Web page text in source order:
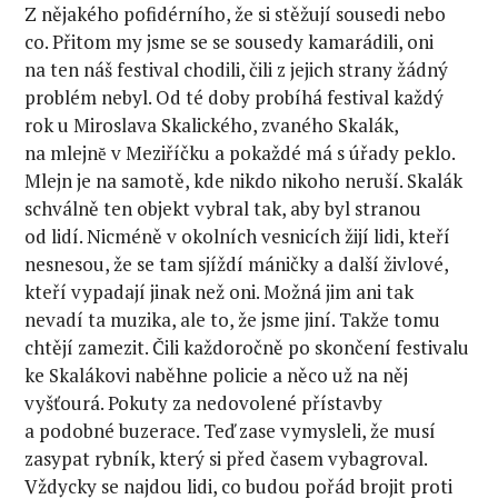
Z nějakého pofidérního, že si stěžují sousedi nebo
co. Přitom my jsme se se sousedy kamarádili, oni
na ten náš festival chodili, čili z jejich strany žádný
problém nebyl. Od té doby probíhá festival každý
rok u Miroslava Skalického, zvaného Skalák,
na mlejnĕ v Meziříčku a pokaždé má s úřady peklo.
Mlejn je na samotě, kde nikdo nikoho neruší. Skalák
schválně ten objekt vybral tak, aby byl stranou
od lidí. Nicméně v okolních vesnicích žijí lidi, kteří
nesnesou, že se tam sjíždí máničky a další živlové,
kteří vypadají jinak než oni. Možná jim ani tak
nevadí ta muzika, ale to, že jsme jiní. Takže tomu
chtějí zamezit. Čili každoročně po skončení festivalu
ke Skalákovi naběhne policie a něco už na něj
vyšťourá. Pokuty za nedovolené přístavby
a podobné buzerace. Teď zase vymysleli, že musí
zasypat rybník, který si před časem vybagroval.
Vždycky se najdou lidi, co budou pořád brojit proti